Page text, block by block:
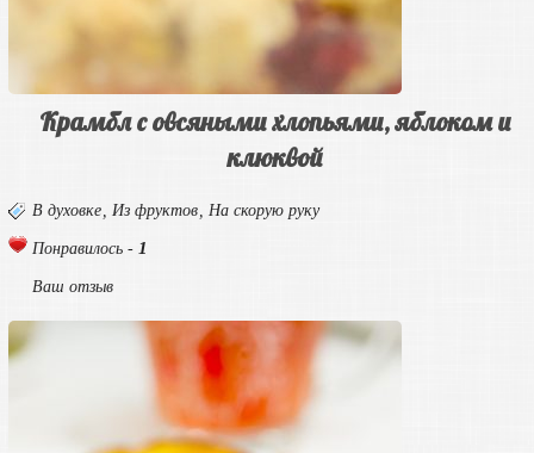
Крамбл с овсяными хлопьями, яблоком и
клюквой
В духовке Из фруктов На скорую руку
Понравилось -1
Ваш отзыв